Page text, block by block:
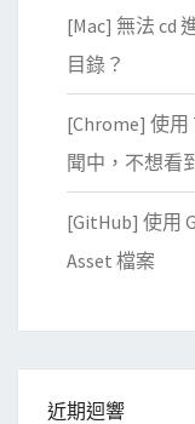
[Mac] 無法 cd
目錄？
[Chrome] 使用
聞中，不想看
[GitHub] 使用
Asset 檔案
近期迴響